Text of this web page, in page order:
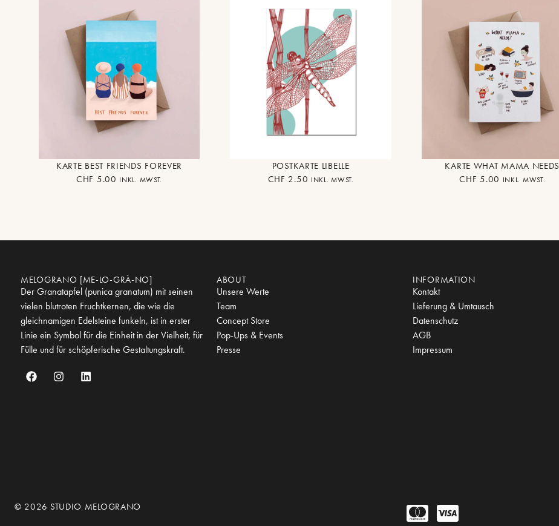
KARTE BEST FRIENDS FOREVER
CHF 5.00 INKL. MWST.
POSTKARTE LIBELLE
CHF 2.50 INKL. MWST.
KARTE WHAT MAMA NEEDS
CHF 5.00 INKL. MWST.
MELOGRANO [ME-LO-GRÀ-NO]
Der Granatapfel (punica granatum) mit seinen
vielen blutroten Fruchtkernen, die wie die
gleichnamigen Edelsteine funkeln, ist in erster
Linie ein Symbol für die Einheit in der Vielheit, für
Fülle und für schöpferische Gestaltungskraft.
ABOUT
Unsere Werte
Team
Concept Store
Pop-Ups & Events
Presse
INFORMATION
Kontakt
Lieferung & Umtausch
Datenschutz
AGB
Impressum
© 2026 STUDIO MELOGRANO